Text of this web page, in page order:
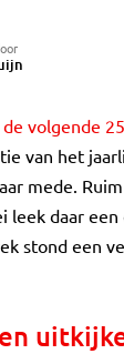
de volgende
van het
mede.
leek daar een
stond een